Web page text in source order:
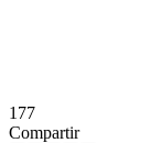
177
Compartir